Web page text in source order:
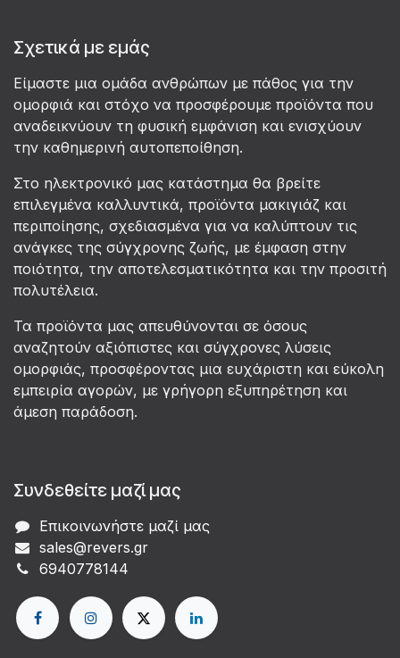
Σχετικά με εμάς
Είμαστε μια ομάδα ανθρώπων με πάθος για την
ομορφιά και στόχο να προσφέρουμε προϊόντα που
αναδεικνύουν τη φυσική εμφάνιση και ενισχύουν
την καθημερινή αυτοπεποίθηση.
Στο ηλεκτρονικό μας κατάστημα θα βρείτε
επιλεγμένα καλλυντικά, προϊόντα μακιγιάζ και
περιποίησης, σχεδιασμένα για να καλύπτουν τις
ανάγκες της σύγχρονης ζωής, με έμφαση στην
ποιότητα, την αποτελεσματικότητα και την προσιτή
πολυτέλεια.
Τα προϊόντα μας απευθύνονται σε όσους
αναζητούν αξιόπιστες και σύγχρονες λύσεις
ομορφιάς, προσφέροντας μια ευχάριστη και εύκολη
εμπειρία αγορών, με γρήγορη εξυπηρέτηση και
άμεση παράδοση.
Συνδεθείτε μαζί μας
Επικοινωνήστε μαζί μας
sales@revers.gr
6940778144